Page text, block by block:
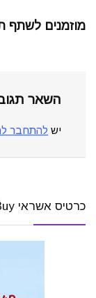
מוזמנים לשתף
השאר
יש להתחבר
כרטיס אשראי AliBuy